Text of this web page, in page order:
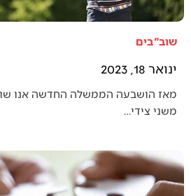
שוב"בים
ינואר 18, 2023
מאז הושבעה הממשלה החדשה אנו
משני צידי…